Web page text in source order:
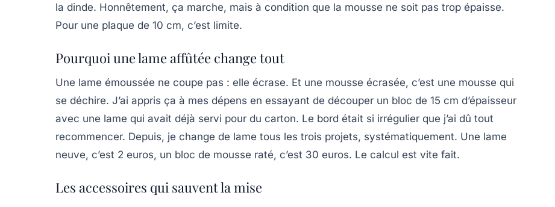
la dinde. Honnêtement, ça marche, mais à condition que la mousse ne soit pas trop épaisse.
Pour une plaque de 10 cm, c’est limite.
Pourquoi une lame affûtée change tout
Une lame émoussée ne coupe pas : elle écrase. Et une mousse écrasée, c’est une mousse qui
se déchire. J’ai appris ça à mes dépens en essayant de découper un bloc de 15 cm d’épaisseur
avec une lame qui avait déjà servi pour du carton. Le bord était si irrégulier que j’ai dû tout
recommencer. Depuis, je change de lame tous les trois projets, systématiquement. Une lame
neuve, c’est 2 euros, un bloc de mousse raté, c’est 30 euros. Le calcul est vite fait.
Les accessoires qui sauvent la mise